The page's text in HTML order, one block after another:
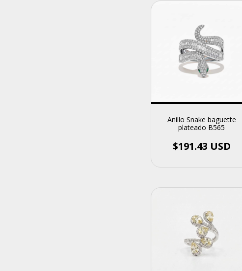
Anillo Snake baguette
plateado B565
$191.43 USD